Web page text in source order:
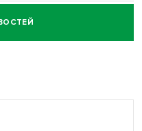
обеспечит
в Новосибирской